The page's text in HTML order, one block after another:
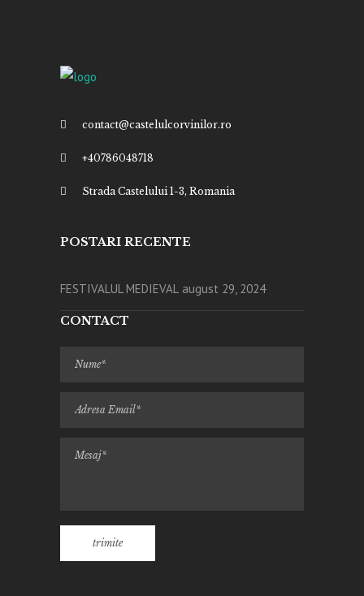
contact@castelulcorvinilor.ro
+40786048718
Strada Castelului 1-3, Romania
POSTARI RECENTE
FESTIVALUL MEDIEVAL august 29, 2024
CONTACT